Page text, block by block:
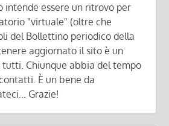
intende essere un ritrovo per
"virtuale" (oltre che
del Bollettino periodico della
aggiornato il sito è un
Chiunque abbia del tempo
È un bene da
Grazie!